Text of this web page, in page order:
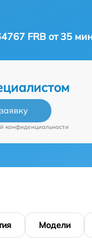
FRB от 35
конфиденциальности
Модели